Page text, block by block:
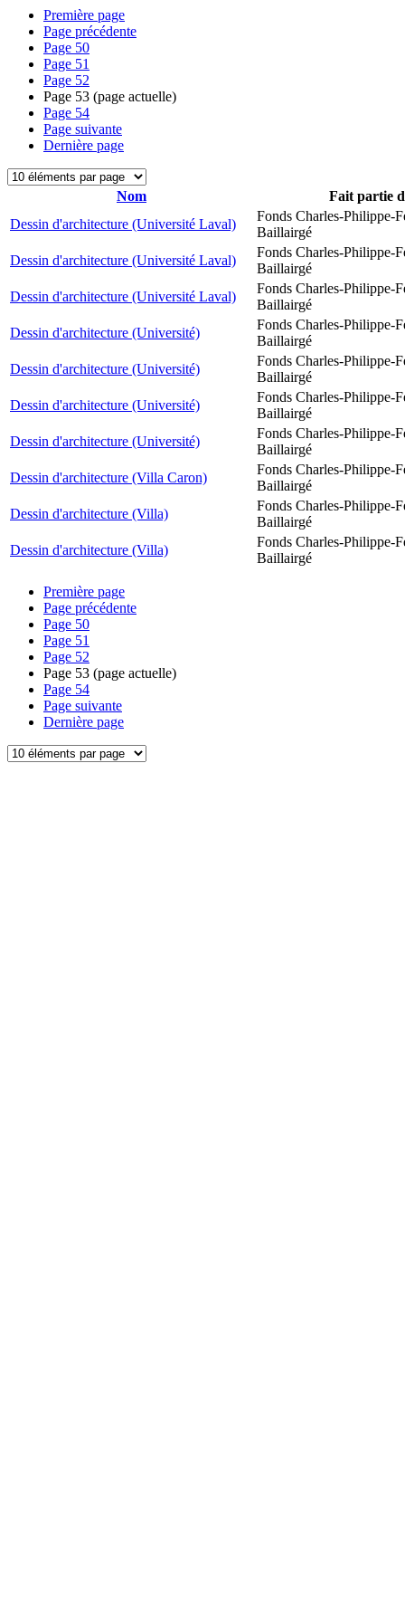
Première page
Page précédente
Page 50
Page 51
Page 52
Page 53 (page actuelle)
Page 54
Page suivante
Dernière page
Nom
Fait partie
Dessin d'architecture (Université Laval)
Fonds Charles-Philippe-
Baillairgé
Dessin d'architecture (Université Laval)
Fonds Charles-Philippe-
Baillairgé
Dessin d'architecture (Université Laval)
Fonds Charles-Philippe-
Baillairgé
Dessin d'architecture (Université)
Fonds Charles-Philippe-
Baillairgé
Dessin d'architecture (Université)
Fonds Charles-Philippe-
Baillairgé
Dessin d'architecture (Université)
Fonds Charles-Philippe-
Baillairgé
Dessin d'architecture (Université)
Fonds Charles-Philippe-
Baillairgé
Dessin d'architecture (Villa Caron)
Fonds Charles-Philippe-
Baillairgé
Dessin d'architecture (Villa)
Fonds Charles-Philippe-
Baillairgé
Dessin d'architecture (Villa)
Fonds Charles-Philippe-
Baillairgé
Première page
Page précédente
Page 50
Page 51
Page 52
Page 53 (page actuelle)
Page 54
Page suivante
Dernière page